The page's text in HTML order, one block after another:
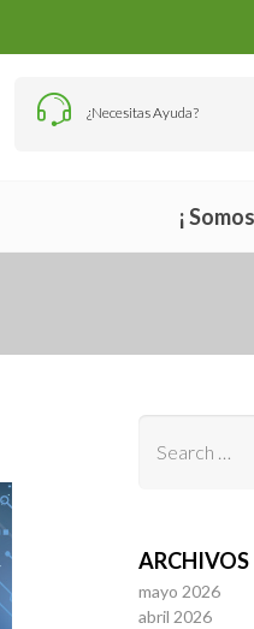
¿Necesitas Ayuda?
¡
ARCHIVOS
mayo 2026
abril 2026